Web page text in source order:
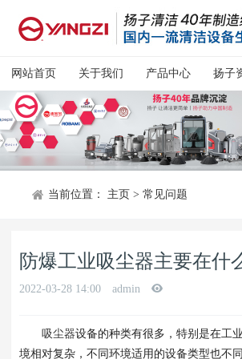
网站首页 关于我们 产品中心 扬子
当前位置： 主页 > 常见问题
防爆工业吸尘器主要在什
2022-03-28 14:00 admin
吸尘器设备的种类有很多，特别是在工
境相对复杂，不同环境适用的设备类型也不